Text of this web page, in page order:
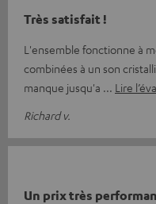
Très satisfait !
L'ensemble fonctionne à
combinées à un son
manque jusqu'a
Lire
Richard v.
Un prix très